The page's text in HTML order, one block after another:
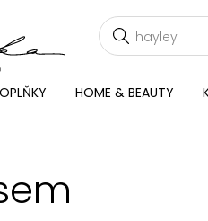
HOME & BEAUTY